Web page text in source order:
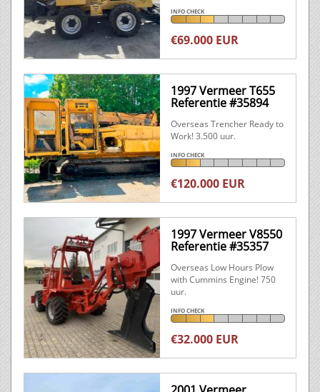
INFO CHECK
€69.000 EUR
1997 Vermeer T655
Referentie #35894
Overseas Trencher Ready to
Work! 3.500 uur.
INFO CHECK
€120.000 EUR
1997 Vermeer V8550
Referentie #35357
Overseas Low Hours Plow
with Cummins Engine! 750
uur.
INFO CHECK
€32.000 EUR